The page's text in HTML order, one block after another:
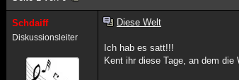
Schdaiff
Diskussionsleiter
Diese Welt
Ich hab es satt!!!
Kent ihr diese Tage, an dem